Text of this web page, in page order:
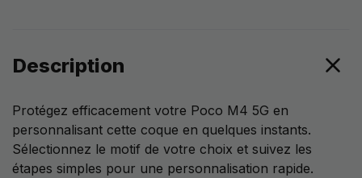
Description
Protégez efficacement votre Poco M4 5G en
personnalisant cette coque en quelques instants.
Sélectionnez le motif de votre choix et suivez les
étapes simples pour une personnalisation rapide.